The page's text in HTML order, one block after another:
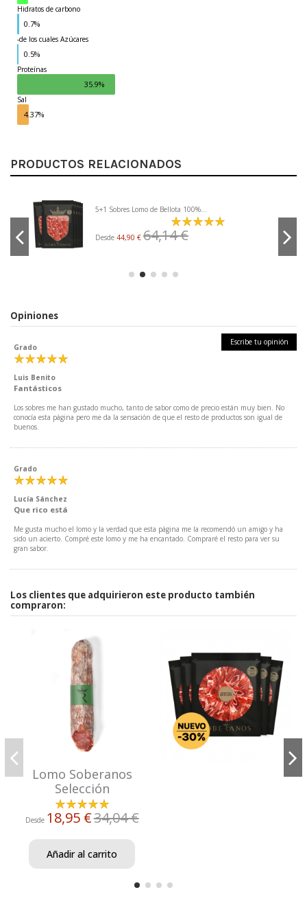
Hidratos de carbono
0.7%
-de los cuales Azúcares
0.5%
Proteínas
35.9%
Sal
4.37%
PRODUCTOS RELACIONADOS
5+1 Sobres Lomo de Bellota 100%...
Desde44,90 € 64,14 €
Opiniones
Escribe tu opinión
Grado
Luis Benito
Fantásticos
Los sobres me han gustado mucho, tanto de sabor como de precio están muy bien. No
conocía esta página pero me da la sensación de que el resto de productos son igual de
buenos.
Grado
Lucía Sánchez
Que rico está
Me gusta mucho el lomo y la verdad que esta página me la recomendó un amigo y ha
sido un acierto. Compré este lomo y me ha encantado. Compraré el resto para ver su
gran sabor.
Los clientes que adquirieron este producto también
compraron:
Lomo Soberanos
Selección
Desde 18,95 €34,04 €
Añadir al carrito